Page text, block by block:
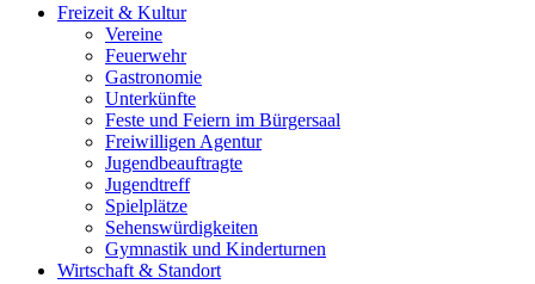
Freizeit & Kultur
Vereine
Feuerwehr
Gastronomie
Unterkünfte
Feste und Feiern im Bürgersaal
Freiwilligen Agentur
Jugendbeauftragte
Jugendtreff
Spielplätze
Sehenswürdigkeiten
Gymnastik und Kinderturnen
Wirtschaft & Standort